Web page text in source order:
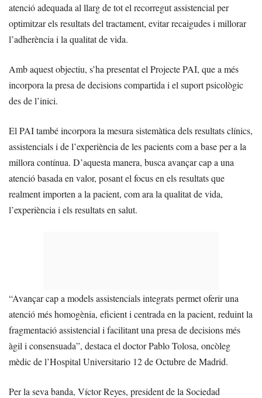
atenció adequada al llarg de tot el recorregut assistencial per
optimitzar els resultats del tractament, evitar recaigudes i millorar
l’adherència i la qualitat de vida.
Amb aquest objectiu, s’ha presentat el Projecte PAI, que a més
incorpora la presa de decisions compartida i el suport psicològic
des de l’inici.
El PAI també incorpora la mesura sistemàtica dels resultats clínics,
assistencials i de l’experiència de les pacients com a base per a la
millora contínua. D’aquesta manera, busca avançar cap a una
atenció basada en valor, posant el focus en els resultats que
realment importen a la pacient, com ara la qualitat de vida,
l’experiència i els resultats en salut.
“Avançar cap a models assistencials integrats permet oferir una
atenció més homogènia, eficient i centrada en la pacient, reduint la
fragmentació assistencial i facilitant una presa de decisions més
àgil i consensuada”, destaca el doctor Pablo Tolosa, oncòleg
mèdic de l’Hospital Universitario 12 de Octubre de Madrid.
Per la seva banda, Víctor Reyes, president de la Sociedad